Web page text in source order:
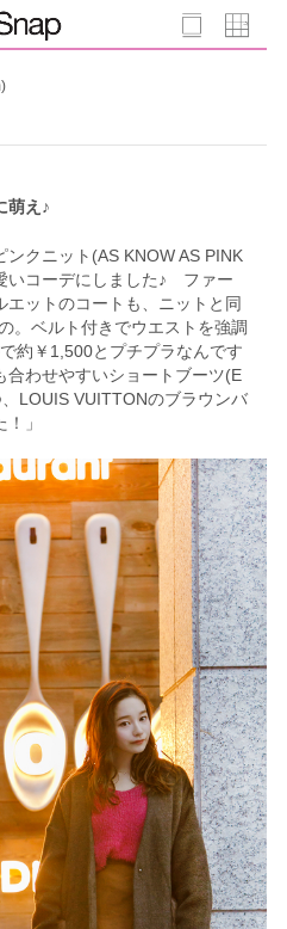
萌え♪
ンクニット(AS KNOW AS PINK
いコーデにしました♪ ファー
ットのコートも、ニットと同
。ベルト付きでウエストを強調
約￥1,500とプチプラなんです
わせやすいショートブーツ(E
LOUIS VUITTONのブラウンバ
」